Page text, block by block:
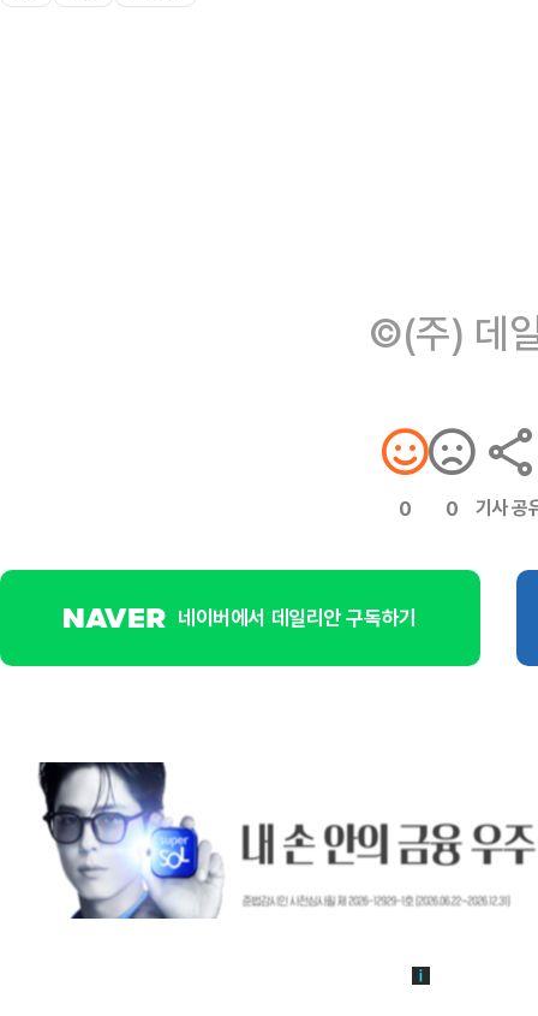
©(주) 데
0 0 기사 공
네이버에서 데일리안 구독하기